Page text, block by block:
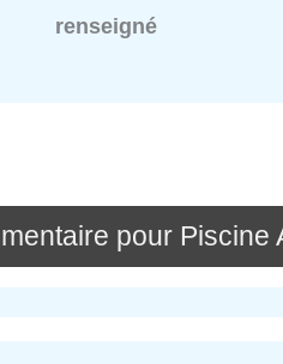
renseigné
pour Piscine